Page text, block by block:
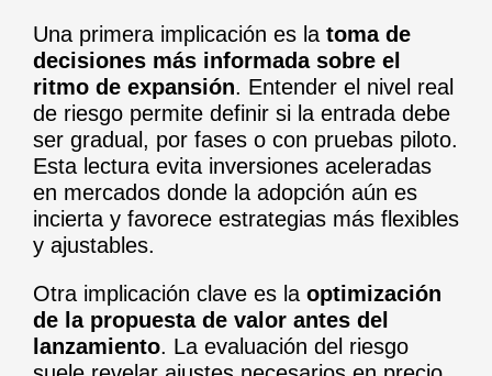
Una primera implicación es la toma de
decisiones más informada sobre el
ritmo de expansión. Entender el nivel real
de riesgo permite definir si la entrada debe
ser gradual, por fases o con pruebas piloto.
Esta lectura evita inversiones aceleradas
en mercados donde la adopción aún es
incierta y favorece estrategias más flexibles
y ajustables.
Otra implicación clave es la optimización
de la propuesta de valor antes del
lanzamiento. La evaluación del riesgo